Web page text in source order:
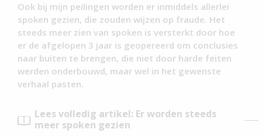
Ook bij mijn peilingen worden er inmiddels allerlei
spoken gezien, die zouden wijzen op fraude. Het
steeds meer zien van spoken is versterkt door hoe
er de afgelopen 3 jaar is geopereerd om conclusies
naar buiten te brengen, die niet door harde feiten
werden onderbouwd, maar wel in het gewenste
verhaal pasten.
Lees volledig artikel: Er worden steeds
meer spoken gezien